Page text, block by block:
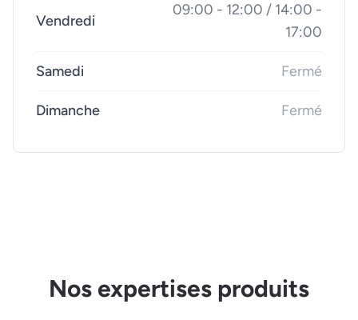
Vendredi
09:00 - 12:00 / 14:00 -
17:00
Samedi Fermé
Dimanche Fermé
Nos expertises produits